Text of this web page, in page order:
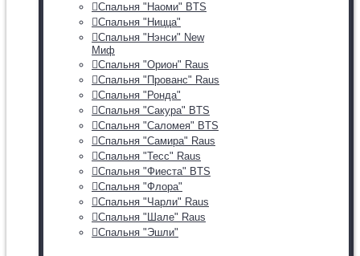
Спальня "Наоми" BTS
Спальня "Ницца"
Спальня "Нэнси" New
Миф
Спальня "Орион" Raus
Спальня "Прованс" Raus
Спальня "Ронда"
Спальня "Сакура" BTS
Спальня "Саломея" BTS
Спальня "Самира" Raus
Спальня "Тесс" Raus
Спальня "Фиеста" BTS
Спальня "Флора"
Спальня "Чарли" Raus
Спальня "Шале" Raus
Спальня "Эшли"